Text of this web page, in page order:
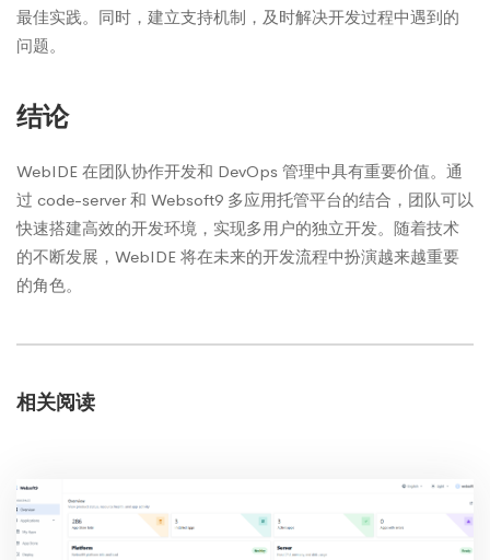
最佳实践。同时，建立支持机制，及时解决开发过程中遇到的
问题。
结论
WebIDE 在团队协作开发和 DevOps 管理中具有重要价值。通
过 code-server 和 Websoft9 多应用托管平台的结合，团队可以
快速搭建高效的开发环境，实现多用户的独立开发。随着技术
的不断发展，WebIDE 将在未来的开发流程中扮演越来越重要
的角色。
相关阅读